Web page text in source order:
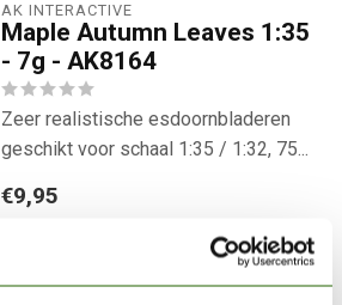
AK INTERACTIVE
Maple Autumn Leaves 1:35
- 7g - AK8164
Zeer realistische esdoornbladeren
geschikt voor schaal 1:35 / 1:32, 75...
€9,95